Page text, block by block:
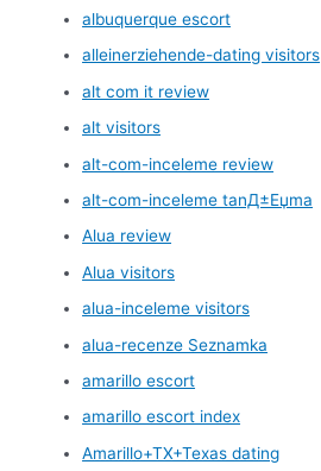
albuquerque escort
alleinerziehende-dating visitors
alt com it review
alt visitors
alt-com-inceleme review
alt-com-inceleme tanД±Еџma
Alua review
Alua visitors
alua-inceleme visitors
alua-recenze Seznamka
amarillo escort
amarillo escort index
Amarillo+TX+Texas dating